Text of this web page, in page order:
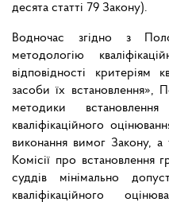
десята статті 79 Закону).
Водночас згідно з
методологію
відповідності критеріям
засоби їх встановлення»,
методики
кваліфікаційного
виконання вимог Закону, а
Комісії про встановлення
суддів мінімально
кваліфікаційного